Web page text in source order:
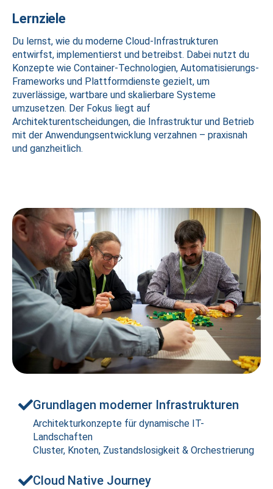
Lernziele
Du lernst, wie du moderne Cloud-Infrastrukturen
entwirfst, implementierst und betreibst. Dabei nutzt du
Konzepte wie Container-Technologien, Automatisierungs-
Frameworks und Plattformdienste gezielt, um
zuverlässige, wartbare und skalierbare Systeme
umzusetzen. Der Fokus liegt auf
Architekturentscheidungen, die Infrastruktur und Betrieb
mit der Anwendungsentwicklung verzahnen – praxisnah
und ganzheitlich.
Grundlagen moderner Infrastrukturen
Architekturkonzepte für dynamische IT-
Landschaften
Cluster, Knoten, Zustandslosigkeit & Orchestrierung
Cloud Native Journey